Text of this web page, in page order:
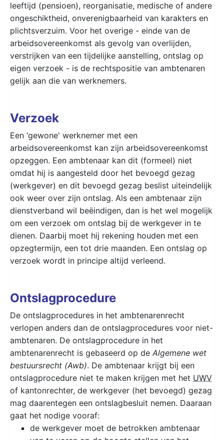
leeftijd (pensioen), reorganisatie, medische of andere
ongeschiktheid, onverenigbaarheid van karakters en
plichtsverzuim. Voor het overige - einde van de
arbeidsovereenkomst als gevolg van overlijden,
verstrijken van een tijdelijke aanstelling, ontslag op
eigen verzoek - is de rechtspositie van ambtenaren
gelijk aan die van werknemers.
Verzoek
Een ‘gewone' werknemer met een
arbeidsovereenkomst kan zijn arbeidsovereenkomst
opzeggen. Een ambtenaar kan dit (formeel) niet
omdat hij is aangesteld door het bevoegd gezag
(werkgever) en dit bevoegd gezag beslist uiteindelijk
ook weer over zijn ontslag. Als een ambtenaar zijn
dienstverband wil beëindigen, dan is het wel mogelijk
om een verzoek om ontslag bij de werkgever in te
dienen. Daarbij moet hij rekening houden met een
opzegtermijn, een tot drie maanden. Een ontslag op
verzoek wordt in principe altijd verleend.
Ontslagprocedure
De ontslagprocedures in het ambtenarenrecht
verlopen anders dan de ontslagprocedures voor niet-
ambtenaren. De ontslagprocedure in het
ambtenarenrecht is gebaseerd op de Algemene wet
bestuursrecht (Awb). De ambtenaar krijgt bij een
ontslagprocedure niet te maken krijgen met het UWV
of kantonrechter, de werkgever (het bevoegd) gezag
mag daarentegen een ontslagbesluit nemen. Daaraan
gaat het nodige vooraf:
de werkgever moet de betrokken ambtenaar